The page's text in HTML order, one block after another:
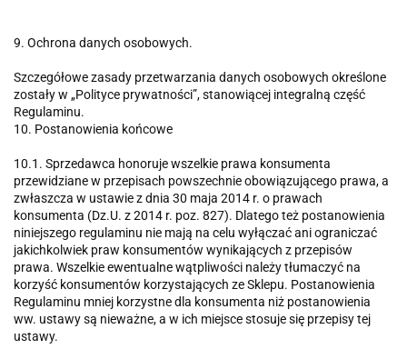
9. Ochrona danych osobowych.
Szczegółowe zasady przetwarzania danych osobowych określone
zostały w „Polityce prywatności”, stanowiącej integralną część
Regulaminu.
10. Postanowienia końcowe
10.1. Sprzedawca honoruje wszelkie prawa konsumenta
przewidziane w przepisach powszechnie obowiązującego prawa, a
zwłaszcza w ustawie z dnia 30 maja 2014 r. o prawach
konsumenta (Dz.U. z 2014 r. poz. 827). Dlatego też postanowienia
niniejszego regulaminu nie mają na celu wyłączać ani ograniczać
jakichkolwiek praw konsumentów wynikających z przepisów
prawa. Wszelkie ewentualne wątpliwości należy tłumaczyć na
korzyść konsumentów korzystających ze Sklepu. Postanowienia
Regulaminu mniej korzystne dla konsumenta niż postanowienia
ww. ustawy są nieważne, a w ich miejsce stosuje się przepisy tej
ustawy.